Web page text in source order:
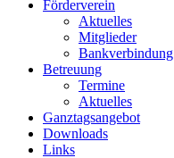
Förderverein
Aktuelles
Mitglieder
Bankverbindung
Betreuung
Termine
Aktuelles
Ganztagsangebot
Downloads
Links